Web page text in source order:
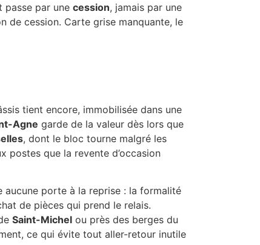
passe par une cession, jamais par une
de cession. Carte grise manquante, le
tient encore, immobilisée dans une
Agne garde de la valeur dès lors que
, dont le bloc tourne malgré les
postes que la revente d’occasion
aucune porte à la reprise : la formalité
de pièces qui prend le relais.
Saint-Michel ou près des berges du
ce qui évite tout aller-retour inutile